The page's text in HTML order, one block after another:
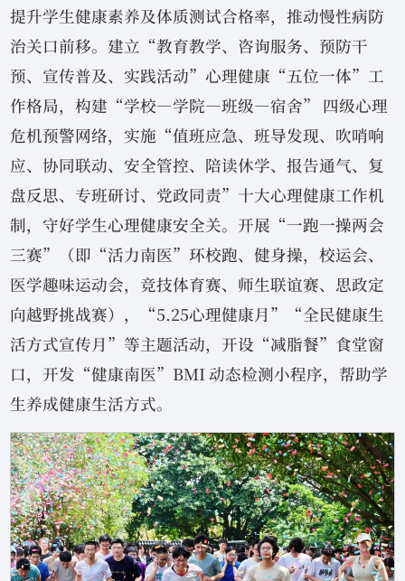
提升学生健康素养及体质测试合格率，推动慢性病防
治关口前移。建立“教育教学、咨询服务、预防干
预、宣传普及、实践活动”心理健康“五位一体”工
作格局，构建“学校—学院—班级—宿舍” 四级心理
危机预警网络，实施“值班应急、班导发现、吹哨响
应、协同联动、安全管控、陪读休学、报告通气、复
盘反思、专班研讨、党政同责”十大心理健康工作机
制，守好学生心理健康安全关。开展“一跑一操两会
三赛”（即“活力南医”环校跑、健身操，校运会、
医学趣味运动会，竞技体育赛、师生联谊赛、思政定
向越野挑战赛），“5.25心理健康月”“全民健康生
活方式宣传月”等主题活动，开设“减脂餐”食堂窗
口，开发“健康南医”BMI 动态检测小程序，帮助学
生养成健康生活方式。